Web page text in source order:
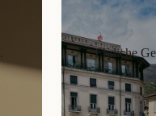
Ehrliche